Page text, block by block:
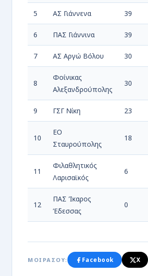
5 ΑΣ Γιάννενα 39
6 ΠΑΣ Γιάννινα 39
7 ΑΣ Αργώ Βόλου 30
8
Φοίνικας
Αλεξανδρούπολης
30
9 ΓΣΓ Νίκη 23
10
ΕΟ
Σταυρούπολης
18
11
Φιλαθλητικός
Λαρισαϊκός
6
12
ΠΑΣ Ίκαρος
Έδεσσας
0
ΜΟΙΡΑΣΟΥ: Facebook X